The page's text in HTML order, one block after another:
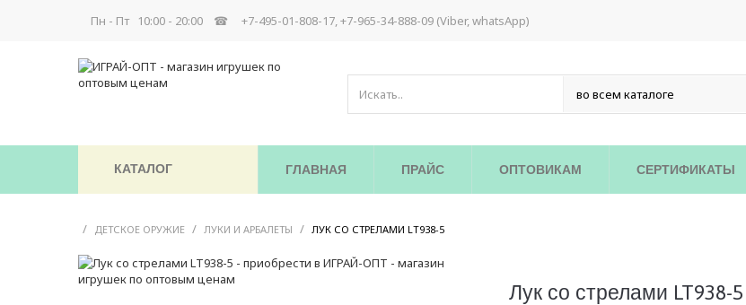
Пн - Пт 10:00 - 20:00 ☎ +7-495-01-808-17, +7-965-34-888-09 (Viber, whatsApp)
КАТАЛОГ ГЛАВНАЯ ПРАЙС ОПТОВИКАМ СЕРТИФИКАТЫ
/ ДЕТСКОЕ ОРУЖИЕ / ЛУКИ И АРБАЛЕТЫ / ЛУК СО СТРЕЛАМИ LT938-5
Лук со стрелами LT938-5